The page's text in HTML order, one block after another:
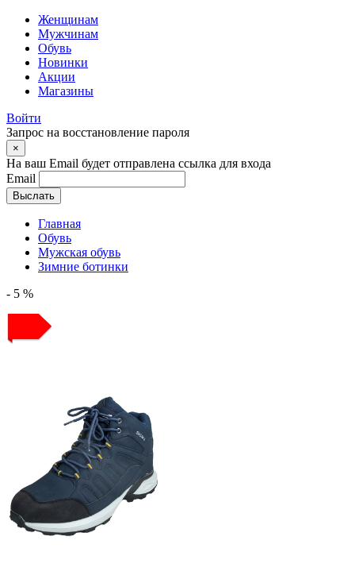
Женщинам
Мужчинам
Обувь
Новинки
Акции
Магазины
Войти
Запрос на восстановление пароля
×
На ваш Email будет отправлена ссылка для входа
Email
Выслать
Главная
Обувь
Мужская обувь
Зимние ботинки
- 5 %